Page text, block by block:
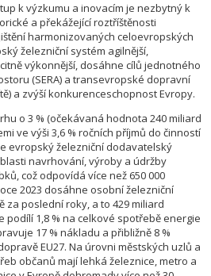
k výzkumu a inovacím je nezbytný k
a překážející roztříštěnosti
harmonizovaných celoevropských
železniční systém agilnější,
výkonnější, dosáhne cílů jednotného
(SERA) a transevropské dopravní
a zvýší konkurenceschopnost Evropy.
o 3 % (očekávaná hodnota 240 miliard
ve výši 3,6 % ročních příjmů do činností
evropský železniční dodavatelský
navrhování, výroby a údržby
což odpovídá více než 650 000
2023 dosáhne osobní železniční
za poslední roky, a to 429 miliard
podílí 1,8 % na celkové spotřebě energie
17 % nákladu a přibližně 8 %
EU27. Na úrovni městských uzlů a
občanů mají lehká železnice, metro a